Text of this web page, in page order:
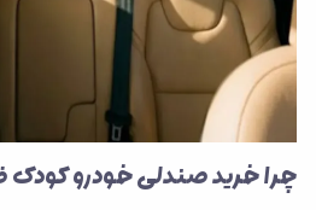
چرا خرید صندلی خودرو